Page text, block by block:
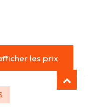
les prix